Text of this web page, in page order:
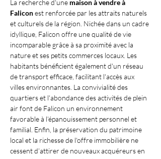
La recherche d'une maison à vendre à
Falicon est renforcée par les attraits naturels
et culturels de la région. Nichée dans un cadre
idyllique, Falicon offre une qualité de vie
incomparable grâce à sa proximité avec la
nature et ses petits commerces locaux. Les
habitants bénéficient également d'un réseau
de transport efficace, facilitant l'accès aux
villes environnantes. La convivialité des
quartiers et l'abondance des activités de plein
air font de Falicon un environnement
favorable à l’épanouissement personnel et
familial. Enfin, la préservation du patrimoine
local et la richesse de l'offre immobilière ne
cessent d’attirer de nouveaux acquéreurs en